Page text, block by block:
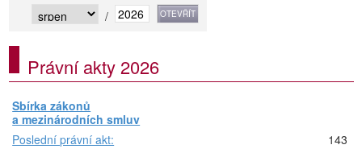
/
Právní akty 2026
Sbírka zákonů
a mezinárodních smluv
Poslední právní akt:
143